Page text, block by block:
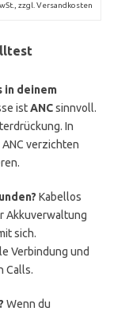
zzgl. Versandkosten
in deinem
istANCsinnvoll.
In
verzichten
Kabellos
Akkuverwaltung
sich.
Verbindung und
Calls.
Wenn du